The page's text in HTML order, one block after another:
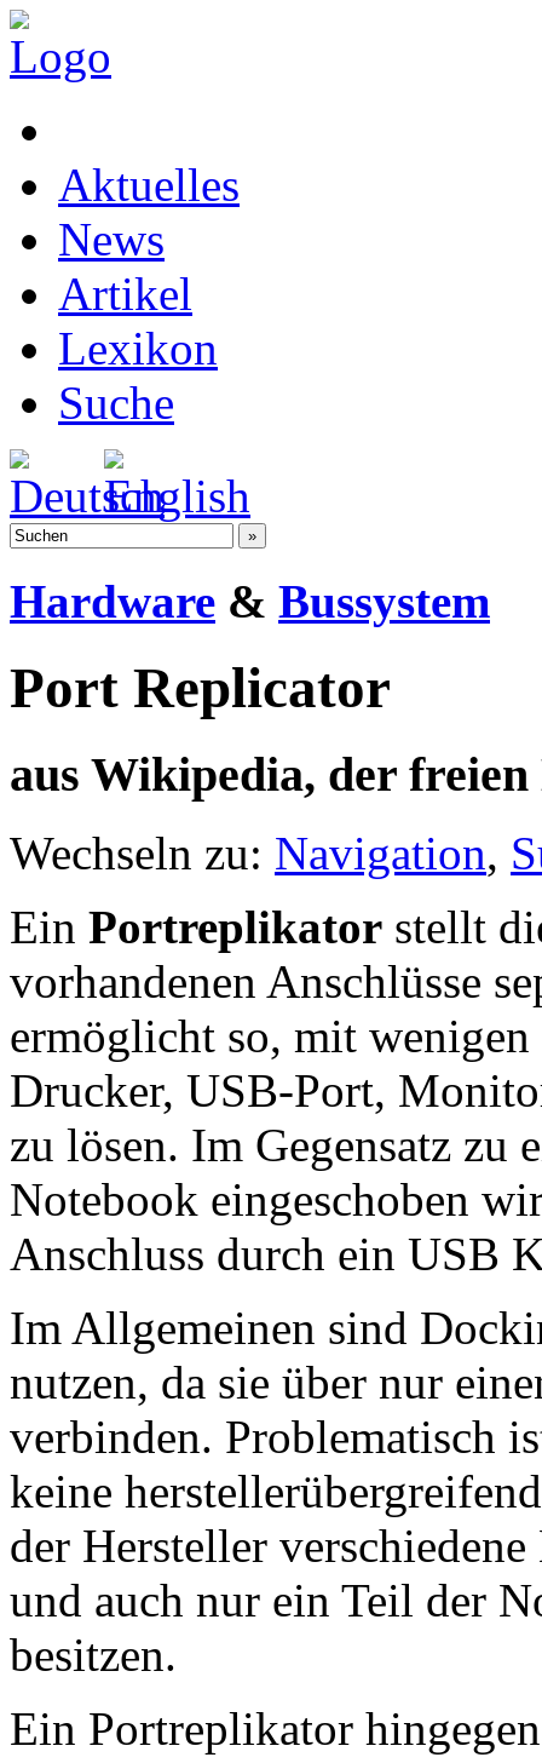
Aktuelles
News
Artikel
Lexikon
Suche
Hardware & Bussystem
Port Replicator
aus Wikipedia, der
Wechseln zu: Navigation,
Ein Portreplikator stellt
vorhandenen Anschlüsse
ermöglicht so, mit
Drucker, USB-Port,
zu lösen. Im Gegensatz zu
Notebook eingeschoben
Anschluss durch ein USB
Im Allgemeinen sind
nutzen, da sie über nur
verbinden. Problematisch
keine
der Hersteller
und auch nur ein Teil der
besitzen.
Ein Portreplikator